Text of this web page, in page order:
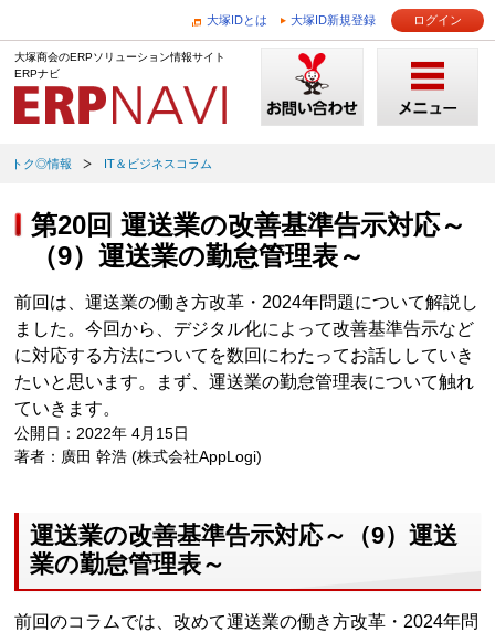
大塚IDとは 大塚ID新規登録 ログイン
大塚商会のERPソリューション情報サイト
ERPナビ
トク◎情報 IT＆ビジネスコラム
第20回 運送業の改善基準告示対応～
（9）運送業の勤怠管理表～
前回は、運送業の働き方改革・2024年問題について解説し
ました。今回から、デジタル化によって改善基準告示など
に対応する方法についてを数回にわたってお話ししていき
たいと思います。まず、運送業の勤怠管理表について触れ
ていきます。
公開日：2022年 4月15日
著者：廣田 幹浩 (株式会社AppLogi)
運送業の改善基準告示対応～（9）運送
業の勤怠管理表～
前回のコラムでは、改めて運送業の働き方改革・2024年問